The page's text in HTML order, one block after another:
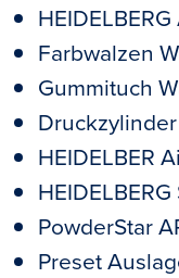
Farbwalzen
Gummituch
HEIDELBER
PowderStar
Preset